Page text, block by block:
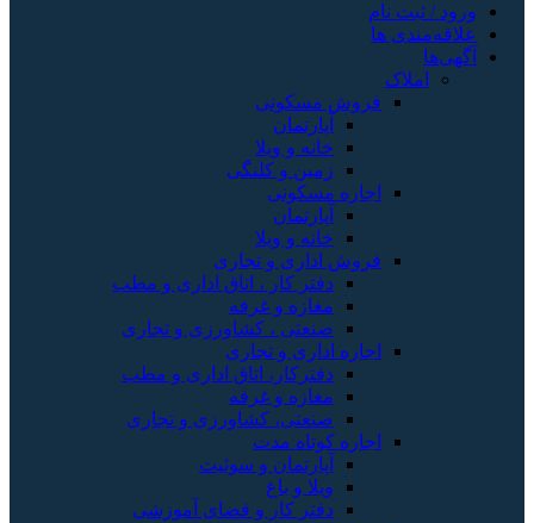
ورود / ثبت نام
علاقه‌مندی ها
آگهی‌ها
املاک
فروش مسکونی
آپارتمان
خانه و ویلا
زمین و کلنگی
اجاره مسکونی
آپارتمان
خانه و ویلا
فروش اداری و تجاری
دفتر کار ، اتاق اداری و مطب
مغازه و غرفه
صنعتی ، کشاورزی و تجاری
اجاره اداری و تجاری
دفترکار، اتاق اداری و مطب
مغازه و غرفه
صنعتی، کشاورزی و تجاری
اجاره کوتاه مدت
آپارتمان و سوئیت
ویلا و باغ
دفتر کار و فضای آموزشی